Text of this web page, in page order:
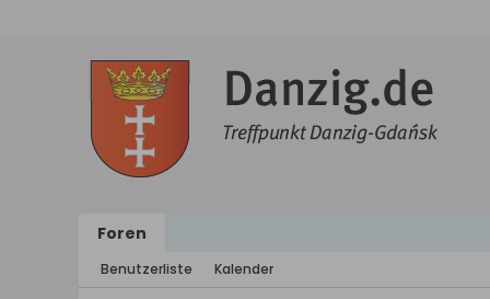
Foren
Benutzerliste Kalender